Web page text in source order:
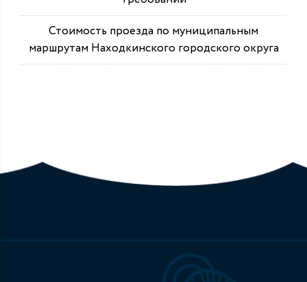
Стоимость проезда по муниципальным
маршрутам Находкинского городского округа